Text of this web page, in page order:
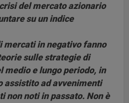
del mercato azionario
su un indice
mercati in negativo fanno
sulle strategie di
medio e lungo periodo, in
assistito ad avvenimenti
non noti in passato. Non è